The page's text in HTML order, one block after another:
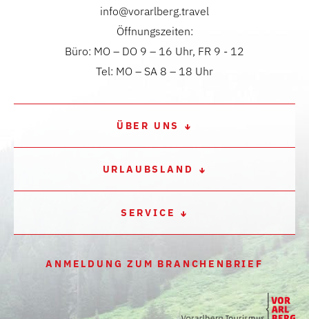
info@vorarlberg.travel
Öffnungszeiten:
Büro: MO – DO 9 – 16 Uhr, FR 9 - 12
Tel: MO – SA 8 – 18 Uhr
ÜBER UNS
URLAUBSLAND
SERVICE
ANMELDUNG ZUM BRANCHENBRIEF